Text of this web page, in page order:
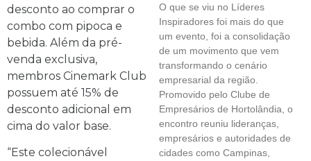
desconto ao comprar o
combo com pipoca e
bebida. Além da pré-
venda exclusiva,
membros Cinemark Club
possuem até 15% de
desconto adicional em
cima do valor base.
“Este colecionável
O que se viu no Líderes
Inspiradores foi mais do que
um evento, foi a consolidação
de um movimento que vem
transformando o cenário
empresarial da região.
Promovido pelo Clube de
Empresários de Hortolândia, o
encontro reuniu lideranças,
empresários e autoridades de
cidades como Campinas,